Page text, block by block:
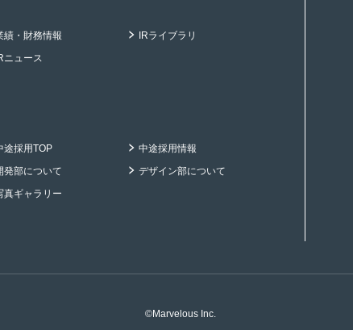
績・財務情報
IRライブラリ
ニュース
途採用TOP
中途採用情報
発部について
デザイン部について
真ギャラリー
©Marvelous Inc.